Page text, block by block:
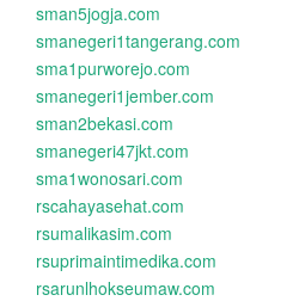
sman5jogja.com
smanegeri1tangerang.com
sma1purworejo.com
smanegeri1jember.com
sman2bekasi.com
smanegeri47jkt.com
sma1wonosari.com
rscahayasehat.com
rsumalikasim.com
rsuprimaintimedika.com
rsarunlhokseumaw.com